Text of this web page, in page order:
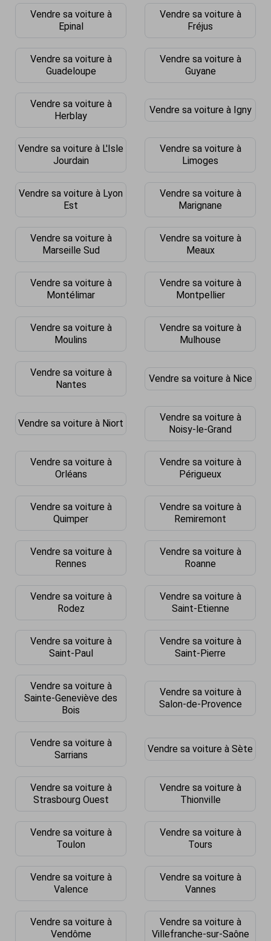
Vendre sa voiture à
Epinal
Vendre sa voiture à
Fréjus
Vendre sa voiture à
Guadeloupe
Vendre sa voiture à
Guyane
Vendre sa voiture à
Herblay
Vendre sa voiture à Igny
Vendre sa voiture à L'Isle
Jourdain
Vendre sa voiture à
Limoges
Vendre sa voiture à Lyon
Est
Vendre sa voiture à
Marignane
Vendre sa voiture à
Marseille Sud
Vendre sa voiture à
Meaux
Vendre sa voiture à
Montélimar
Vendre sa voiture à
Montpellier
Vendre sa voiture à
Moulins
Vendre sa voiture à
Mulhouse
Vendre sa voiture à
Nantes
Vendre sa voiture à Nice
Vendre sa voiture à Niort
Vendre sa voiture à
Noisy-le-Grand
Vendre sa voiture à
Orléans
Vendre sa voiture à
Périgueux
Vendre sa voiture à
Quimper
Vendre sa voiture à
Remiremont
Vendre sa voiture à
Rennes
Vendre sa voiture à
Roanne
Vendre sa voiture à
Rodez
Vendre sa voiture à
Saint-Etienne
Vendre sa voiture à
Saint-Paul
Vendre sa voiture à
Saint-Pierre
Vendre sa voiture à
Sainte-Geneviève des
Bois
Vendre sa voiture à
Salon-de-Provence
Vendre sa voiture à
Sarrians
Vendre sa voiture à Sète
Vendre sa voiture à
Strasbourg Ouest
Vendre sa voiture à
Thionville
Vendre sa voiture à
Toulon
Vendre sa voiture à
Tours
Vendre sa voiture à
Valence
Vendre sa voiture à
Vannes
Vendre sa voiture à
Vendôme
Vendre sa voiture à
Villefranche-sur-Saône